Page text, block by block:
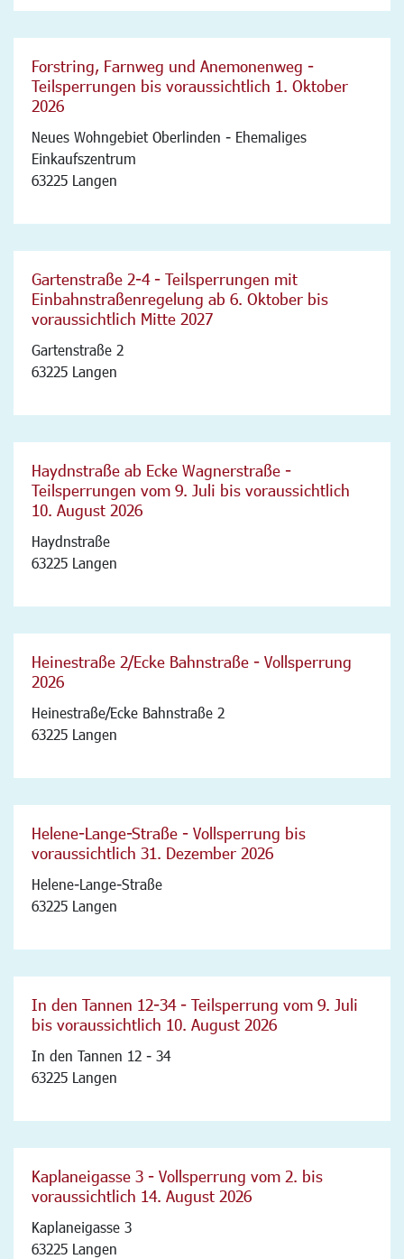
Forstring, Farnweg und Anemonenweg -
Teilsperrungen bis voraussichtlich 1. Oktober
2026
Neues Wohngebiet Oberlinden - Ehemaliges
Einkaufszentrum
63225 Langen
Gartenstraße 2-4 - Teilsperrungen mit
Einbahnstraßenregelung ab 6. Oktober bis
voraussichtlich Mitte 2027
Gartenstraße 2
63225 Langen
Haydnstraße ab Ecke Wagnerstraße -
Teilsperrungen vom 9. Juli bis voraussichtlich
10. August 2026
Haydnstraße
63225 Langen
Heinestraße 2/Ecke Bahnstraße - Vollsperrung
2026
Heinestraße/Ecke Bahnstraße 2
63225 Langen
Helene-Lange-Straße - Vollsperrung bis
voraussichtlich 31. Dezember 2026
Helene-Lange-Straße
63225 Langen
In den Tannen 12-34 - Teilsperrung vom 9. Juli
bis voraussichtlich 10. August 2026
In den Tannen 12 - 34
63225 Langen
Kaplaneigasse 3 - Vollsperrung vom 2. bis
voraussichtlich 14. August 2026
Kaplaneigasse 3
63225 Langen